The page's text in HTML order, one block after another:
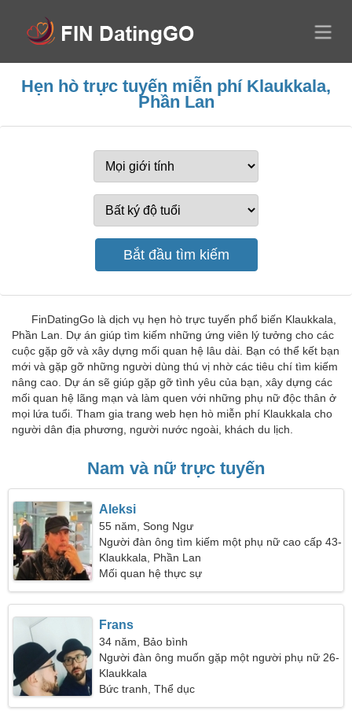
Hẹn hò trực tuyến miễn phí Klaukkala,
Phần Lan
FinDatingGo là dịch vụ hẹn hò trực tuyến phổ biến Klaukkala,
Phần Lan. Dự án giúp tìm kiếm những ứng viên lý tưởng cho các
cuộc gặp gỡ và xây dựng mối quan hệ lâu dài. Bạn có thể kết bạn
mới và gặp gỡ những người dùng thú vị nhờ các tiêu chí tìm kiếm
nâng cao. Dự án sẽ giúp gặp gỡ tình yêu của bạn, xây dựng các
mối quan hệ lãng mạn và làm quen với những phụ nữ độc thân ở
mọi lứa tuổi. Tham gia trang web hẹn hò miễn phí Klaukkala cho
người dân địa phương, người nước ngoài, khách du lịch.
Nam và nữ trực tuyến
Aleksi
55 năm, Song Ngư
Người đàn ông tìm kiếm một phụ nữ cao cấp 43-
50
Klaukkala, Phần Lan
Mối quan hệ thực sự
Frans
34 năm, Bảo bình
Người đàn ông muốn gặp một người phụ nữ 26-
32
Klaukkala
Bức tranh, Thể dục